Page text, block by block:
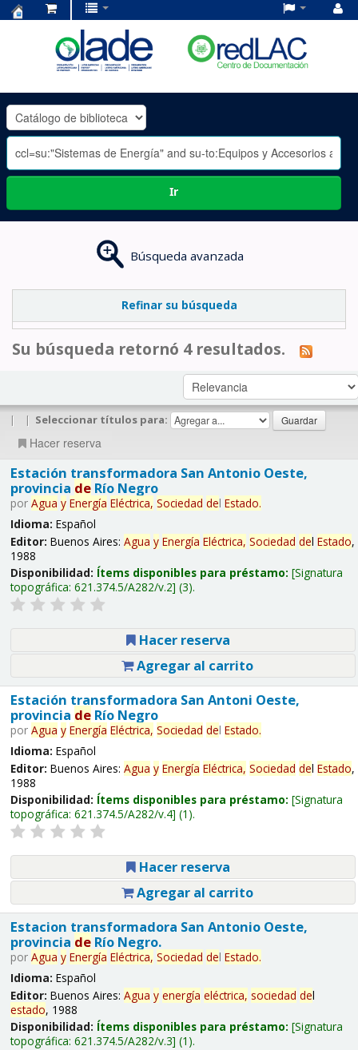
OLADE
-
Ir
Búsqueda avanzada
Refinar su búsqueda
Su búsqueda retornó 4 resultados.
| | Seleccionar títulos para:
Hacer reserva
Estación transformadora San Antonio Oeste,
provincia deRío Negro
por Agua y Energía Eléctrica, Sociedad del Estado.
Idioma: Español
Editor: Buenos Aires: Agua y Energía Eléctrica, Sociedad del Estado,
1988
Disponibilidad: Ítems disponibles para préstamo: Signatura
topográfica: 621.374.5/A282/v.2 (3).
Hacer reserva
Agregar al carrito
Estación transformadora San Antoni Oeste,
provincia deRío Negro
por Agua y Energía Eléctrica, Sociedad del Estado.
Idioma: Español
Editor: Buenos Aires: Agua y Energía Eléctrica, Sociedad del Estado,
1988
Disponibilidad: Ítems disponibles para préstamo: Signatura
topográfica: 621.374.5/A282/v.4 (1).
Hacer reserva
Agregar al carrito
Estacion transformadora San Antonio Oeste,
provincia deRío Negro.
por Agua y Energía Eléctrica, Sociedad del Estado.
Idioma: Español
Editor: Buenos Aires: Agua y energía eléctrica, sociedad del
estado, 1988
Disponibilidad: Ítems disponibles para préstamo: Signatura
topográfica: 621.374.5/A282/v.3 (1).